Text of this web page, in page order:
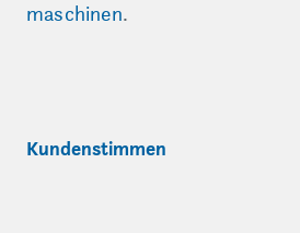
maschinen.
Kundenstimmen